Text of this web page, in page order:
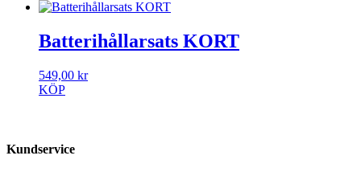
Batterihållarsats KORT
549,00 kr
KÖP
Kundservice